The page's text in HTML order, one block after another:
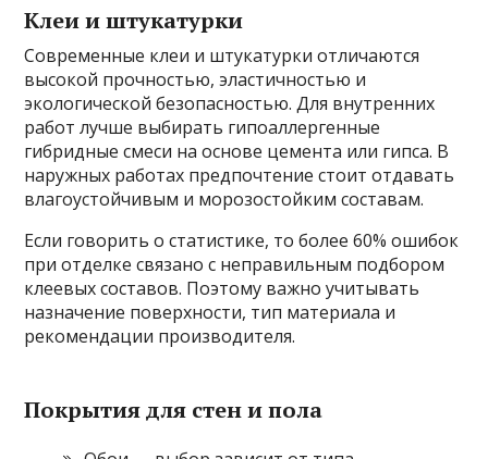
Клеи и штукатурки
Современные клеи и штукатурки отличаются
высокой прочностью, эластичностью и
экологической безопасностью. Для внутренних
работ лучше выбирать гипоаллергенные
гибридные смеси на основе цемента или гипса. В
наружных работах предпочтение стоит отдавать
влагоустойчивым и морозостойким составам.
Если говорить о статистике, то более 60% ошибок
при отделке связано с неправильным подбором
клеевых составов. Поэтому важно учитывать
назначение поверхности, тип материала и
рекомендации производителя.
Покрытия для стен и пола